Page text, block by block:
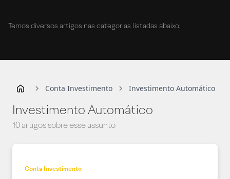
Temos diversos artigos nas categorias listadas abaixo.
Conta Investimento Investimento Automático
Investimento Automático
10 artigos sobre esse assunto
Conta Investimento